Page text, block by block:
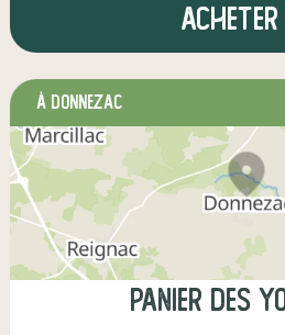
Acheter
à Donnezac
Panier des